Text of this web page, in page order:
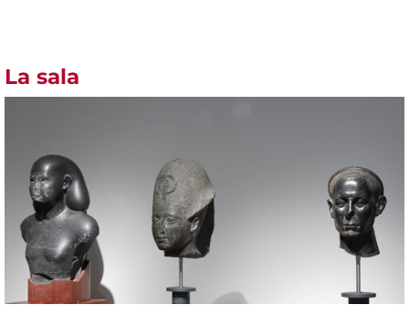
La sala